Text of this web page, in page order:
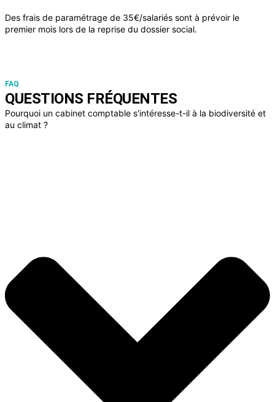
Des frais de paramétrage de 35€/salariés sont à prévoir le
premier mois lors de la reprise du dossier social.
FAQ
QUESTIONS FRÉQUENTES
Pourquoi un cabinet comptable s'intéresse-t-il à la biodiversité et
au climat ?